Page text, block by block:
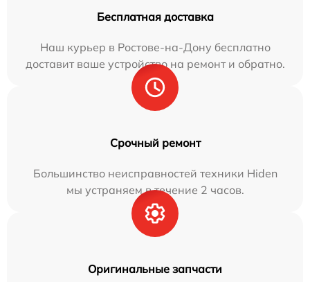
Бесплатная доставка
Наш курьер в Ростове-на-Дону бесплатно
доставит ваше устройство на ремонт и обратно.
Срочный ремонт
Большинство неисправностей техники Hiden
мы устраняем в течение 2 часов.
Оригинальные запчасти